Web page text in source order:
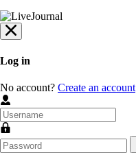
Log in
No account? Create an account